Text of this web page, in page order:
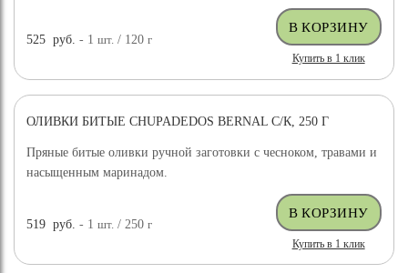
525 руб. - 1шт. / 120г
Купить в 1 клик
ОЛИВКИ БИТЫЕ CHUPADEDOS BERNAL С/К, 250 Г
Пряные битые оливки ручной заготовки с чесноком, травами и
насыщенным маринадом.
519 руб. - 1шт. / 250г
Купить в 1 клик